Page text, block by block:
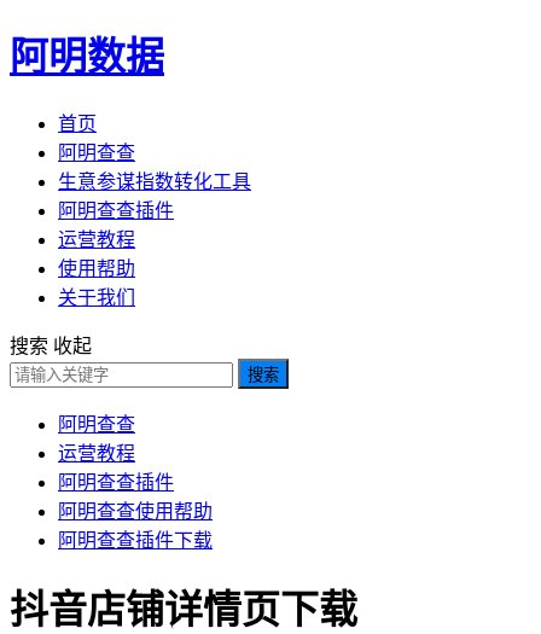
阿明数据
首页
阿明查查
生意参谋指数转化工具
阿明查查插件
运营教程
使用帮助
关于我们
搜索 收起
搜索
阿明查查
运营教程
阿明查查插件
阿明查查使用帮助
阿明查查插件下载
抖音店铺详情页下载